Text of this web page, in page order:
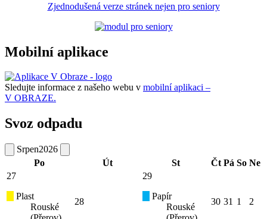
Zjednodušená verze stránek nejen pro seniory
Mobilní aplikace
Sledujte informace z našeho webu v mobilní aplikaci –
V OBRAZE.
Svoz odpadu
Srpen2026
Po
Út St Čt Pá So Ne
27
Plast
Rouské
28
29
Papír
Rouské
30 31 1 2